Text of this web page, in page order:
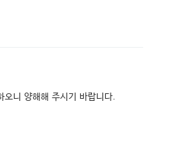
오니 양해해 주시기 바랍니다.